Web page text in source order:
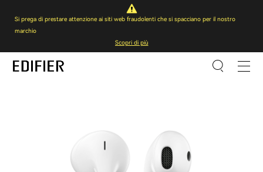
Si prega di prestare attenzione ai siti web fraudolenti che si spacciano per il nostro
marchio
Scopri di più